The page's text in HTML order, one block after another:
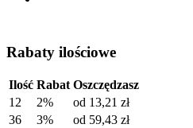
Rabaty ilościowe
Ilość Rabat Oszczędzasz
12
2% od 13,21 zł
36
3% od 59,43 zł